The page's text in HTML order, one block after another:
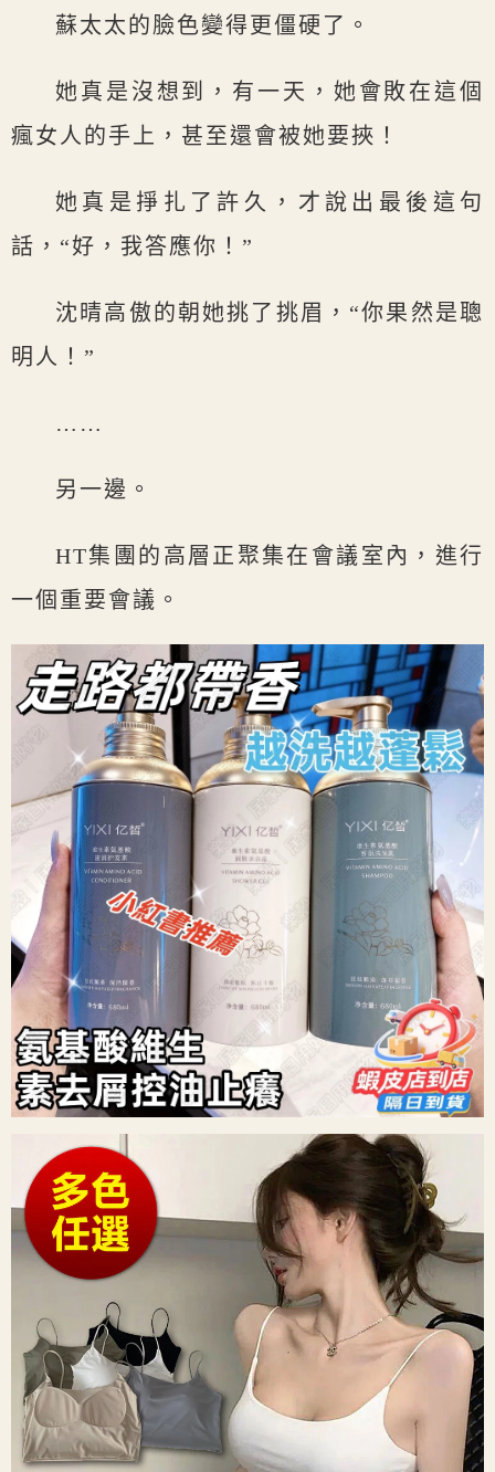
蘇太太的臉色變得更僵硬了。
她真是沒想到，有一天，她會敗在這個
瘋女人的手上，甚至還會被她要挾！
她真是掙扎了許久，才說出最後這句
話，“好，我答應你！”
沈晴高傲的朝她挑了挑眉，“你果然是聰
明人！”
……
另一邊。
HT集團的高層正聚集在會議室內，進行
一個重要會議。